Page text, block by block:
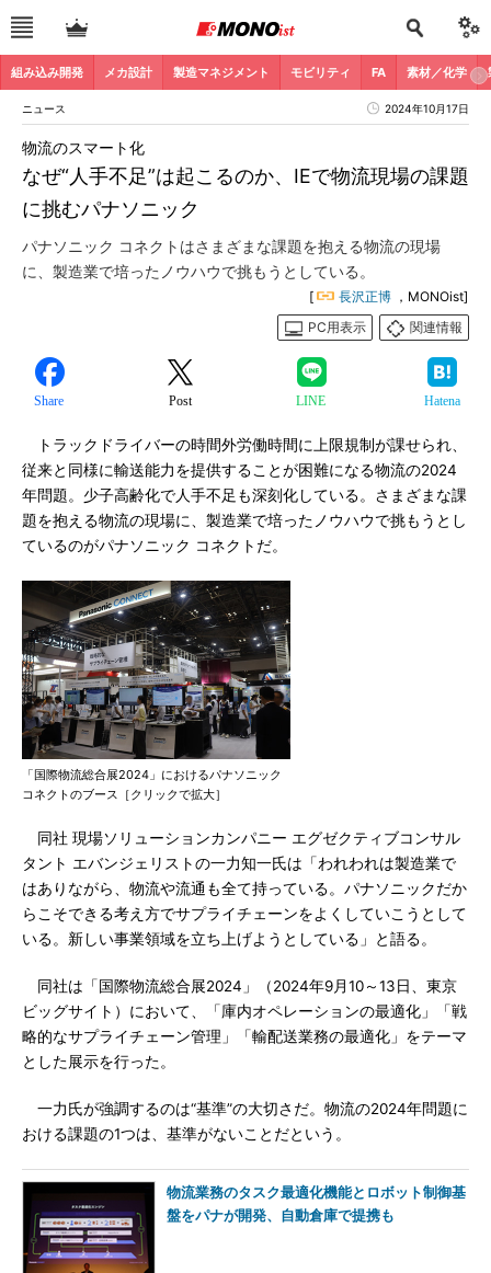
組み込み開発 メカ設計 製造マネジメント モビリティ FA 素材／化学
ニュース 2024年10月17日
なぜ“人手不足”は起こるのか、IEで物流現場の課題
に挑むパナソニック
物流のスマート化
パナソニック コネクトはさまざまな課題を抱える物流の現場
に、製造業で培ったノウハウで挑もうとしている。
[ 長沢正博 ，MONOist]
PC用表示
関連情報
Share Post LINE Hatena
トラックドライバーの時間外労働時間に上限規制が課せられ、
従来と同様に輸送能力を提供することが困難になる物流の2024
年問題。少子高齢化で人手不足も深刻化している。さまざまな課
題を抱える物流の現場に、製造業で培ったノウハウで挑もうとし
ているのがパナソニック コネクトだ。
「国際物流総合展2024」におけるパナソニック
コネクトのブース［クリックで拡大］
同社 現場ソリューションカンパニー エグゼクティブコンサル
タント エバンジェリストの一力知一氏は「われわれは製造業で
はありながら、物流や流通も全て持っている。パナソニックだか
らこそできる考え方でサプライチェーンをよくしていこうとして
いる。新しい事業領域を立ち上げようとしている」と語る。
同社は「国際物流総合展2024」（2024年9月10～13日、東京
ビッグサイト）において、「庫内オペレーションの最適化」「戦
略的なサプライチェーン管理」「輸配送業務の最適化」をテーマ
とした展示を行った。
一力氏が強調するのは“基準”の大切さだ。物流の2024年問題に
おける課題の1つは、基準がないことだという。
物流業務のタスク最適化機能とロボット制御基
盤をパナが開発、自動倉庫で提携も